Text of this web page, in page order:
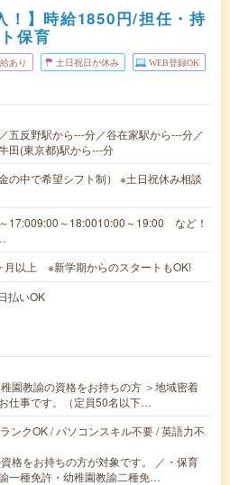
！】時給1850円/担任・持
保育
あり 土日祝日が休み WEB登録OK
五反野駅から---分／谷在家駅から---分／
田(東京都)駅から---分
の中で希望シフト制） ※土日祝休み相談
17:009:00～18:0010:00～19:00 など！
月以上 ※新学期からのスタートもOK!
払いOK
園教諭の資格をお持ちの方 ＞地域密着
仕事です。（定員50名以下…
ンクOK / パソコンスキル不要 / 英語力不
格をお持ちの方が対象です。 ／・保育
一種免許・幼稚園教諭二種免…